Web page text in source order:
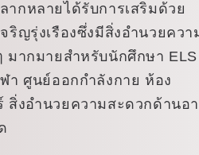
ากหลายได้รับการเสริมด้วย
ริญรุ่งเรืองซึ่งมีสิ่งอำนวยควา
มากมายสำหรับนักศึกษา ELS
า ศูนย์ออกกำลังกาย ห้อง
สิ่งอำนวยความสะดวกด้านอ